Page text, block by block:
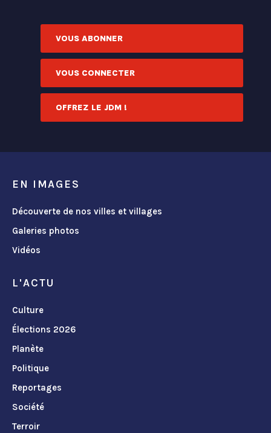
VOUS ABONNER
VOUS CONNECTER
OFFREZ LE JDM !
EN IMAGES
Découverte de nos villes et villages
Galeries photos
Vidéos
L'ACTU
Culture
Élections 2026
Planète
Politique
Reportages
Société
Terroir